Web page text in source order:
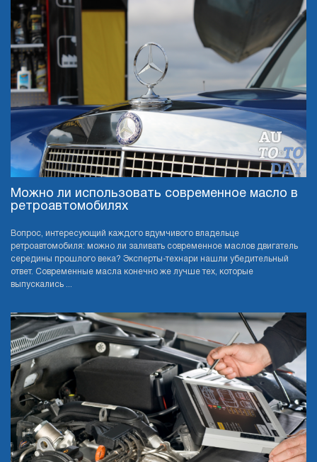
Можно ли использовать современное масло в
ретроавтомобилях
Вопрос, интересующий каждого вдумчивого владельце
ретроавтомобиля: можно ли заливать современное маслов двигатель
середины прошлого века? Эксперты-технари нашли убедительный
ответ. Современные масла конечно же лучше тех, которые
выпускались ...